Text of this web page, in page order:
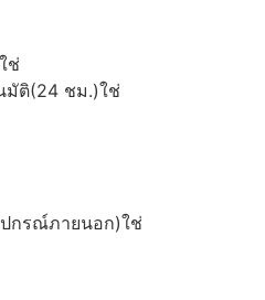
ช่
มัติ(24 ชม.)ใช่
กรณ์ภายนอก)ใช่